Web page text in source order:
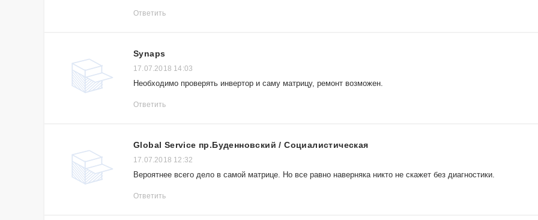
Ответить
Synaps
17.07.2018 14:03
Необходимо проверять инвертор и саму матрицу, ремонт возможен.
Ответить
Global Service пр.Буденновский / Социалистическая
17.07.2018 12:32
Вероятнее всего дело в самой матрице. Но все равно наверняка никто не скажет без диагностики.
Ответить